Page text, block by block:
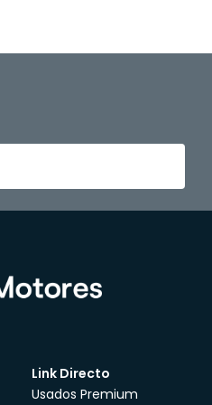
Link Directo
Usados Premium